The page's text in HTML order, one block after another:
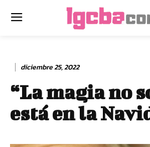
diciembre 25, 2022
“La magia no
está en la